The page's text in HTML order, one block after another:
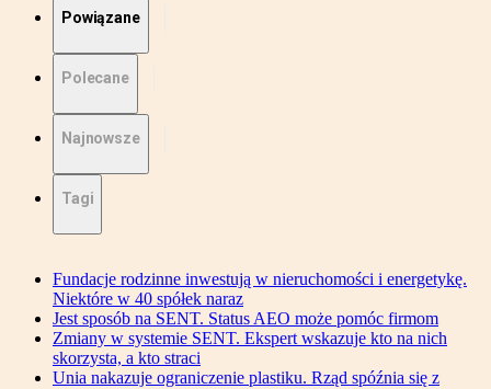
Powiązane
Polecane
Najnowsze
Tagi
Fundacje rodzinne inwestują w nieruchomości i energetykę.
Niektóre w 40 spółek naraz
Jest sposób na SENT. Status AEO może pomóc firmom
Zmiany w systemie SENT. Ekspert wskazuje kto na nich
skorzysta, a kto straci
Unia nakazuje ograniczenie plastiku. Rząd spóźnia się z